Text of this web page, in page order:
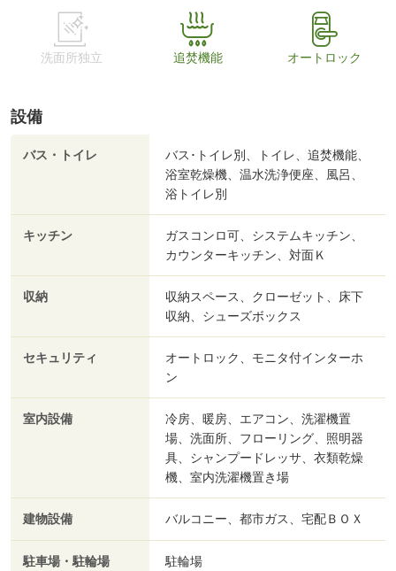
洗面所独立 追焚機能 オートロック
設備
バス・トイレ
バス･トイレ別、トイレ、追焚機能、
浴室乾燥機、温水洗浄便座、風呂、
浴トイレ別
キッチン
ガスコンロ可、システムキッチン、
カウンターキッチン、対面Ｋ
収納
収納スペース、クローゼット、床下
収納、シューズボックス
セキュリティ
オートロック、モニタ付インターホ
ン
室内設備
冷房、暖房、エアコン、洗濯機置
場、洗面所、フローリング、照明器
具、シャンプードレッサ、衣類乾燥
機、室内洗濯機置き場
建物設備 バルコニー、都市ガス、宅配ＢＯＸ
駐車場・駐輪場 駐輪場